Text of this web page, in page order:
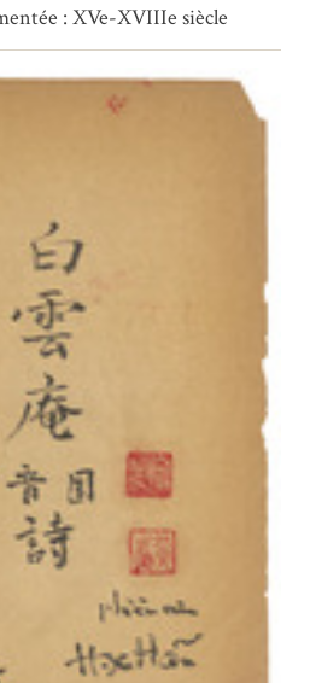
: XVe-XVIIIe siècle